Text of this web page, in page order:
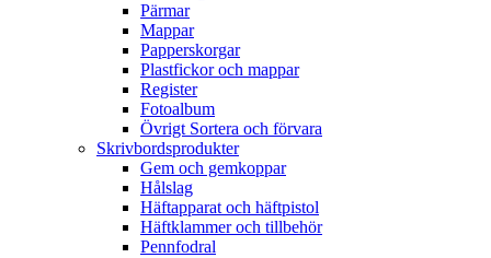
Pärmar
Mappar
Papperskorgar
Plastfickor och mappar
Register
Fotoalbum
Övrigt Sortera och förvara
Skrivbordsprodukter
Gem och gemkoppar
Hålslag
Häftapparat och häftpistol
Häftklammer och tillbehör
Pennfodral